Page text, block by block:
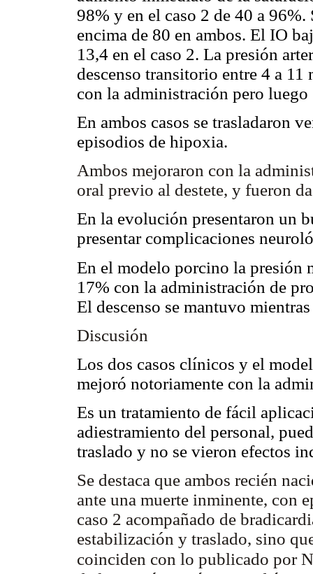
98% y en el caso 2 de 40 a
encima de 80 en ambos. El IO
13,4 en el caso 2. La presión
descenso transitorio entre 4 a
con la administración pero
En ambos casos se trasladaron
episodios de hipoxia.
Ambos mejoraron con la
oral previo al destete, y fueron
En la evolución presentaron un
presentar complicaciones
En el modelo porcino la presión
17% con la administración de
El descenso se mantuvo
Discusión
Los dos casos clínicos y el
mejoró notoriamente con la
Es un tratamiento de fácil
adiestramiento del personal,
traslado y no se vieron efectos
Se destaca que ambos recién
ante una muerte inminente, con
caso 2 acompañado de
estabilización y traslado, sino
coinciden con lo publicado por